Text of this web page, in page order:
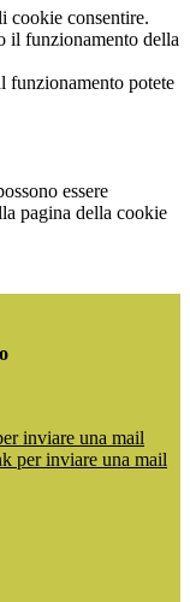
cookie consentire.
il funzionamento della
funzionamento potete
essere
pagina della cookie
inviare una mail
per inviare una mail